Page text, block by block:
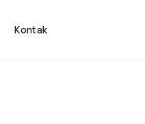
Kontak